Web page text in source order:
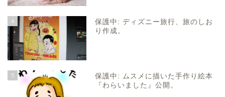
4
保護中: ディズニー旅行、旅のしお
り作成。
5
保護中: ムスメに描いた手作り絵本
『わらいました』公開。